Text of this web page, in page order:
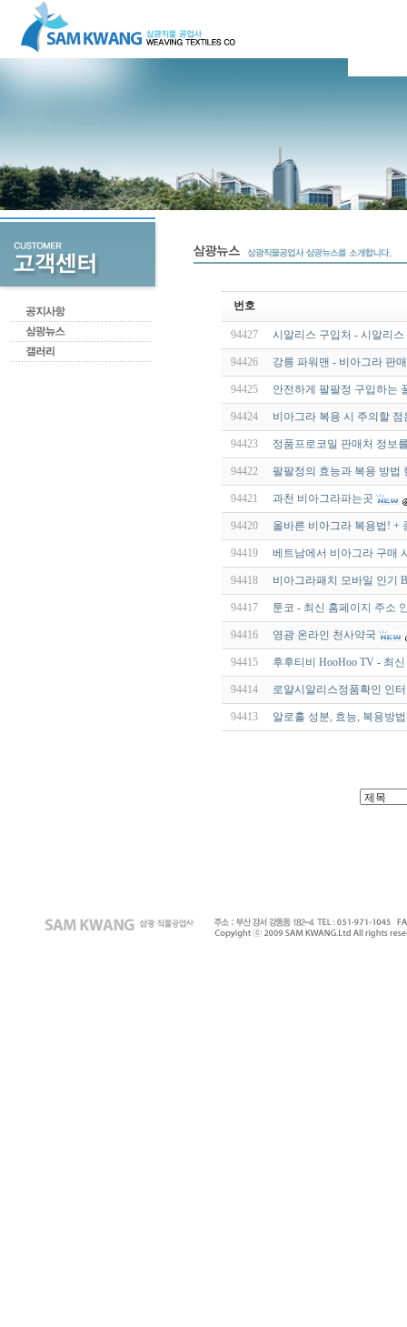
번호
94427 시알리스 구입처 - 시알리
94426 강릉 파워맨 - 비아그라 판
94425 안전하게 팔팔정 구입하는
94424 비아그라 복용 시 주의할 점
94423 정품프로코밀 판매처 정보
94422 팔팔정의 효능과 복용 방법
94421 과천 비아그라파는곳
94420 올바른 비아그라 복용법! +
94419 베트남에서 비아그라 구매
94418 비아그라패치 모바일 인기
94417 툰코 - 최신 홈페이지 주소
94416 영광 온라인 천사약국
94415 후후티비 HooHoo TV - 최
94414 로얄시알리스정품확인 인
94413 알로홀 성분, 효능, 복용방